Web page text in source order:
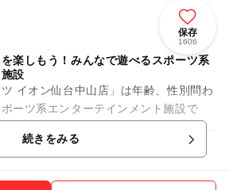
保存
1606
楽しもう！みんなで遊べるスポーツ系
設
ツ イオン仙台中山店」は年齢、性別問わ
ーツ系エンターテインメント施設で
える「バドミントン」や「卓球」、
をは...続きをみる